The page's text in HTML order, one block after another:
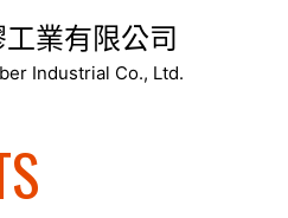
業有限公司
Industrial Co., Ltd.